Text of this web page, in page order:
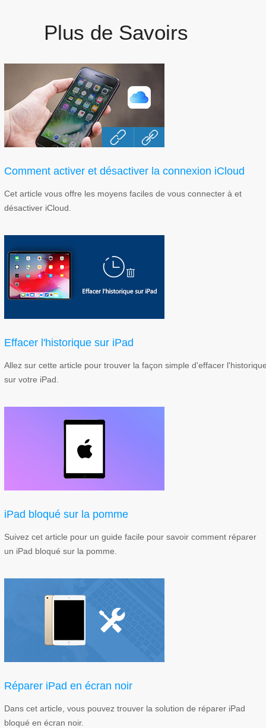
Plus de Savoirs
Comment activer et désactiver la connexion iCloud
Cet article vous offre les moyens faciles de vous connecter à et
désactiver iCloud.
Effacer l'historique sur iPad
Allez sur cette article pour trouver la façon simple d'effacer
sur votre iPad.
iPad bloqué sur la pomme
Suivez cet article pour un guide facile pour savoir comment réparer
un iPad bloqué sur la pomme.
Réparer iPad en écran noir
Dans cet article, vous pouvez trouver la solution de réparer iPad
bloqué en écran noir.